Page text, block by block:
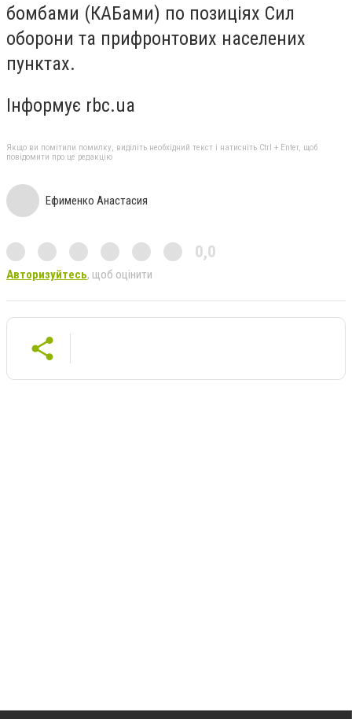
бомбами (КАБами) по позиціях Сил
оборони та прифронтових населених
пунктах.
Інформує rbc.ua
Якщо ви помітили помилку, виділіть необхідний текст і натисніть Ctrl + Enter, щоб
повідомити про це редакцію
Ефименко Анастасия
0,0
Авторизуйтесь, щоб оцінити